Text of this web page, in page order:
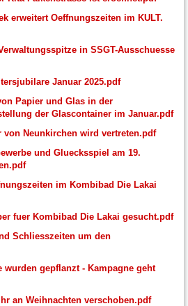
erweitert Oeffnungszeiten im KULT.
in SSGT-Ausschuesse
Januar 2025.pdf
Papier und Glas in der
der Glascontainer im Januar.pdf
von Neunkirchen wird vertreten.pdf
und Gluecksspiel am 19.
im Kombibad Die Lakai
fuer Kombibad Die Lakai gesucht.pdf
Schliesszeiten um den
wurden gepflanzt - Kampagne geht
an Weihnachten verschoben.pdf